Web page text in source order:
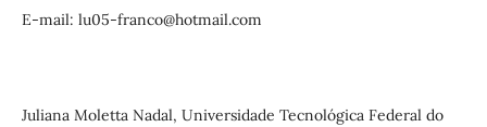
E-mail: lu05-franco@hotmail.com
Juliana Moletta Nadal, Universidade Tecnológica Federal do